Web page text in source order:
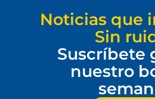
Noticias que
Sin
Suscríbete
nuestro